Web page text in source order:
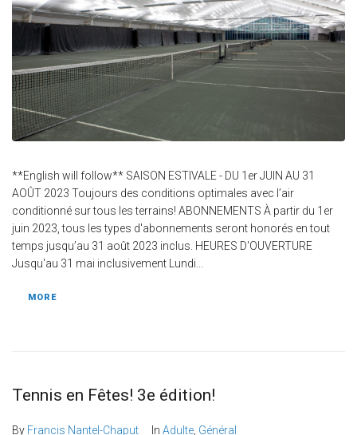
**English will follow** SAISON ESTIVALE - DU 1er JUIN AU 31
AOÛT 2023 Toujours des conditions optimales avec l’air
conditionné sur tous les terrains! ABONNEMENTS À partir du 1er
juin 2023, tous les types d'abonnements seront honorés en tout
temps jusqu’au 31 août 2023 inclus. HEURES D'OUVERTURE
Jusqu'au 31 mai inclusivement Lundi...
MORE
Tennis en Fêtes! 3e édition!
By Francis Nantel-Chaput In Adulte Général